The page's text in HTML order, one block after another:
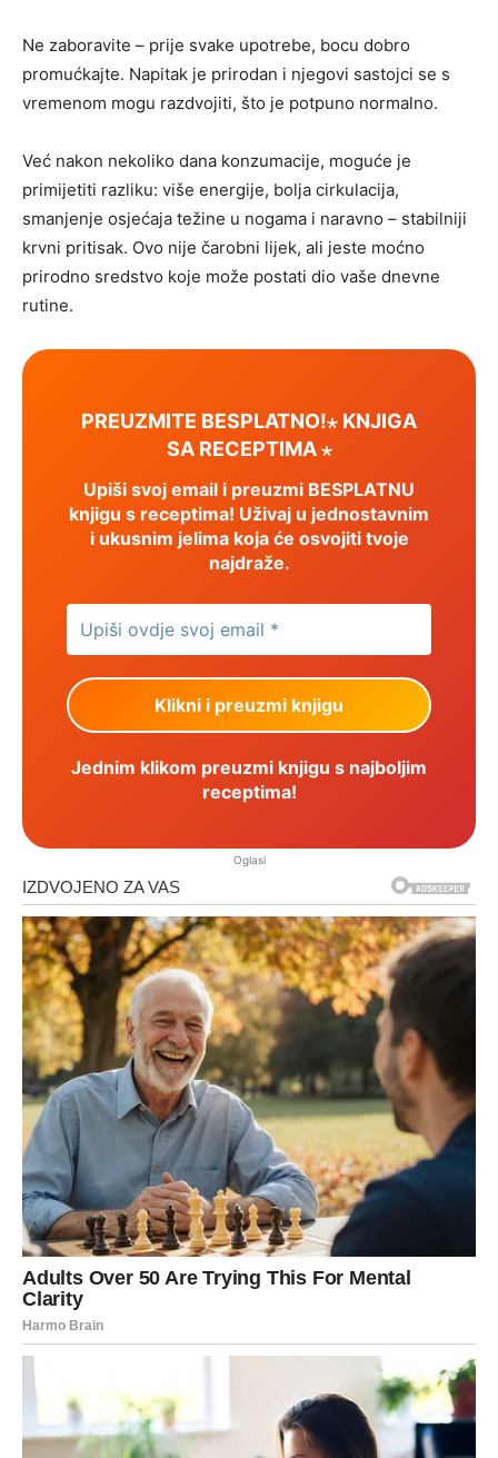
Ne zaboravite – prije svake upotrebe, bocu dobro
promućkajte. Napitak je prirodan i njegovi sastojci se s
vremenom mogu razdvojiti, što je potpuno normalno.
Već nakon nekoliko dana konzumacije, moguće je
primijetiti razliku: više energije, bolja cirkulacija,
smanjenje osjećaja težine u nogama i naravno – stabilniji
krvni pritisak. Ovo nije čarobni lijek, ali jeste moćno
prirodno sredstvo koje može postati dio vaše dnevne
rutine.
PREUZMITE BESPLATNO!⋆ KNJIGA
SA RECEPTIMA ⋆
Upiši svoj email i preuzmi BESPLATNU
knjigu s receptima! Uživaj u jednostavnim
i ukusnim jelima koja će osvojiti tvoje
najdraže.
Jednim klikom preuzmi knjigu s najboljim
receptima!
Oglasi